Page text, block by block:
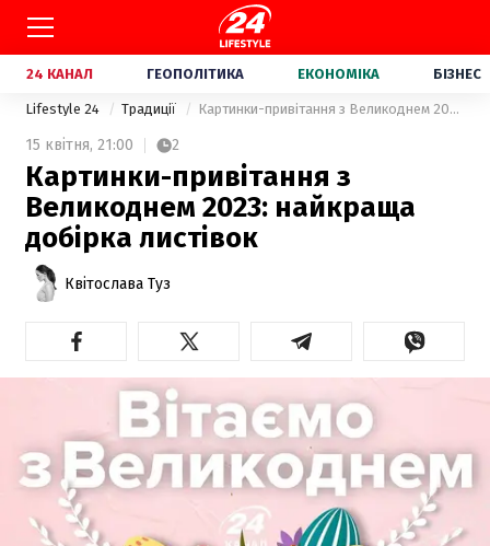
24 КАНАЛ ГЕОПОЛІТИКА ЕКОНОМІКА БІЗНЕС
Lifestyle 24 Традиції Картинки-привітання з Великоднем 2023: найкраща добірка листівок
15 квітня, 21:00 2
Картинки-привітання з
Великоднем 2023: найкраща
добірка листівок
Квітослава Туз